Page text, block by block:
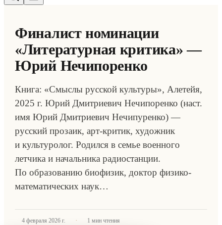
Финалист номинации
«Литературная критика» —
Юрий Нечипоренко
Книга: «Смыслы русской культуры», Алетейя,
2025 г. Юрий Дмитриевич Нечипоренко (наст.
имя Юрий Дмитриевич Нечипуренко) —
русский прозаик, арт-критик, художник
и культуролог. Родился в семье военного
летчика и начальника радиостанции.
По образованию биофизик, доктор физико-
математических наук…
4 февраля 2026 г. · 1 мин чтения